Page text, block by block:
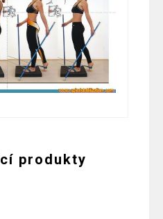
produkty